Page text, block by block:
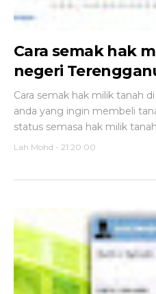
Cara semak hak
negeri
Cara semak hak milik tanah
anda yang ingin membeli
status semasa hak milik
Lah Mohd - 21:20:00